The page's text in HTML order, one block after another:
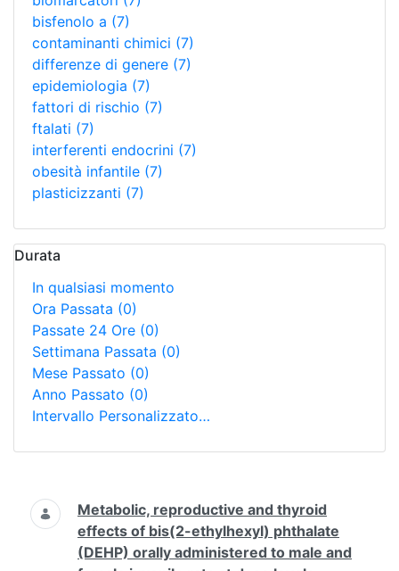
bisfenolo a (7)
contaminanti chimici (7)
differenze di genere (7)
epidemiologia (7)
fattori di rischio (7)
ftalati (7)
interferenti endocrini (7)
obesità infantile (7)
plasticizzanti (7)
Durata
In qualsiasi momento
Ora Passata (0)
Passate 24 Ore (0)
Settimana Passata (0)
Mese Passato (0)
Anno Passato (0)
Intervallo Personalizzato…
Ricerca
Metabolic, reproductive and thyroid
effects of bis(2-ethylhexyl) phthalate
(DEHP) orally administered to male and